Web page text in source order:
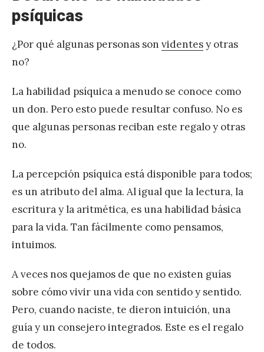
psíquicas
¿Por qué algunas personas son videntesy otras
no?
La habilidad psíquica a menudo se conoce como
un don. Pero esto puede resultar confuso. No es
que algunas personas reciban este regalo y otras
no.
La percepción psíquica está disponible para todos;
es un atributo del alma. Al igual que la lectura, la
escritura y la aritmética, es una habilidad básica
para la vida. Tan fácilmente como pensamos,
intuimos.
A veces nos quejamos de que no existen guías
sobre cómo vivir una vida con sentido y sentido.
Pero, cuando naciste, te dieron intuición, una
guía y un consejero integrados. Este es el regalo
de todos.